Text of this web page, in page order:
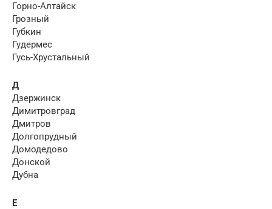
Горно-Алтайск
Грозный
Губкин
Гудермес
Гусь-Хрустальный
Д
Дзержинск
Димитровград
Дмитров
Долгопрудный
Домодедово
Донской
Дубна
Е